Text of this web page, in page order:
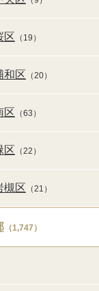
区 （19）
和区 （20）
区 （63）
区 （22）
槻区 （21）
（1,747）